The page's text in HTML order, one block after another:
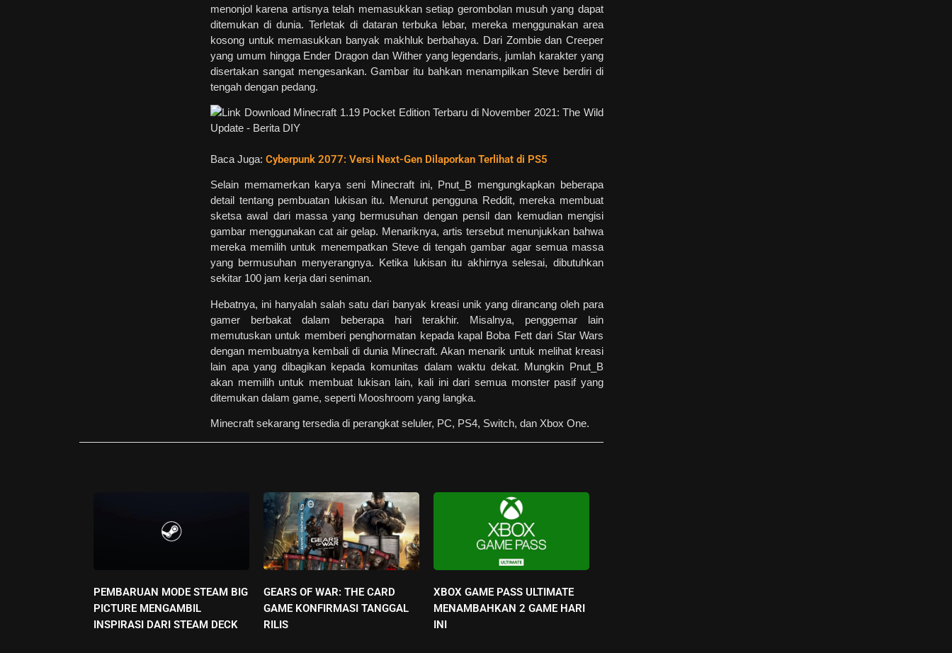
menonjol karena artisnya telah memasukkan setiap gerombolan musuh yang dapat
ditemukan di dunia. Terletak di dataran terbuka lebar, mereka menggunakan area
kosong untuk memasukkan banyak makhluk berbahaya. Dari Zombie dan Creeper
yang umum hingga Ender Dragon dan Wither yang legendaris, jumlah karakter yang
disertakan sangat mengesankan. Gambar itu bahkan menampilkan Steve berdiri di
tengah dengan pedang.
Baca Juga: Cyberpunk 2077: Versi Next-Gen Dilaporkan Terlihat di PS5
Selain memamerkan karya seni Minecraft ini, Pnut_B mengungkapkan beberapa
detail tentang pembuatan lukisan itu. Menurut pengguna Reddit, mereka membuat
sketsa awal dari massa yang bermusuhan dengan pensil dan kemudian mengisi
gambar menggunakan cat air gelap. Menariknya, artis tersebut menunjukkan bahwa
mereka memilih untuk menempatkan Steve di tengah gambar agar semua massa
yang bermusuhan menyerangnya. Ketika lukisan itu akhirnya selesai, dibutuhkan
sekitar 100 jam kerja dari seniman.
Hebatnya, ini hanyalah salah satu dari banyak kreasi unik yang dirancang oleh para
gamer berbakat dalam beberapa hari terakhir. Misalnya, penggemar lain
memutuskan untuk memberi penghormatan kepada kapal Boba Fett dari Star Wars
dengan membuatnya kembali di dunia Minecraft. Akan menarik untuk melihat kreasi
lain apa yang dibagikan kepada komunitas dalam waktu dekat. Mungkin Pnut_B
akan memilih untuk membuat lukisan lain, kali ini dari semua monster pasif yang
ditemukan dalam game, seperti Mooshroom yang langka.
Minecraft sekarang tersedia di perangkat seluler, PC, PS4, Switch, dan Xbox One.
PEMBARUAN MODE STEAM BIG
PICTURE MENGAMBIL
INSPIRASI DARI STEAM DECK
GEARS OF WAR: THE CARD
GAME KONFIRMASI TANGGAL
RILIS
XBOX GAME PASS ULTIMATE
MENAMBAHKAN 2 GAME HARI
INI